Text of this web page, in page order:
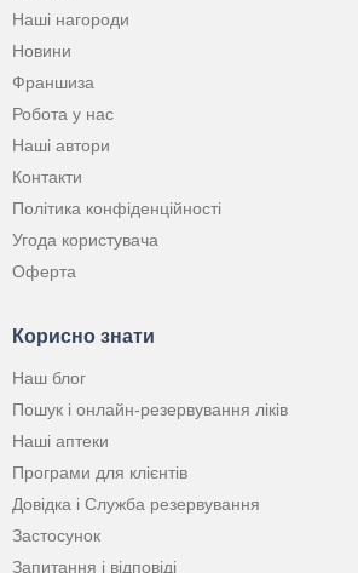
Наші нагороди
Новини
Франшиза
Робота у нас
Наші автори
Контакти
Політика конфіденційності
Угода користувача
Оферта
Корисно знати
Наш блог
Пошук і онлайн-резервування ліків
Наші аптеки
Програми для клієнтів
Довідка і Служба резервування
Застосунок
Запитання і відповіді